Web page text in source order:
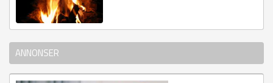
ANNONSER